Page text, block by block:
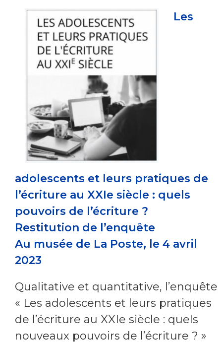
Les
adolescents et leurs pratiques de
l’écriture au XXIe siècle : quels
pouvoirs de l’écriture ?
Restitution de l’enquête
Au musée de La Poste, le 4 avril
2023
Qualitative et quantitative, l’enquête
« Les adolescents et leurs pratiques
de l’écriture au XXIe siècle : quels
nouveaux pouvoirs de l’écriture ? »